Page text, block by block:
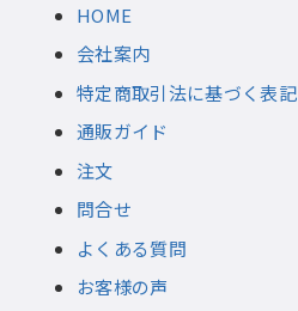
HOME
会社案内
特定商取引法に基づく表記
通販ガイド
注文
問合せ
よくある質問
お客様の声